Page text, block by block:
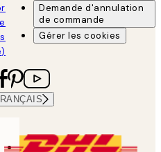
Demande d'annulation
de commande
Gérer les cookies